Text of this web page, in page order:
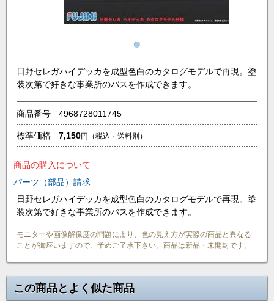
日野セレガハイデッカを成型色白のカタログモデルで再現。塗
装次第で好きな事業所のバスを作成できます。
商品番号 4968728011745
標準価格 7,150円 （税込・送料別）
商品の購入について
パーツ（部品）請求
日野セレガハイデッカを成型色白のカタログモデルで再現。塗
装次第で好きな事業所のバスを作成できます。
モニターや画像解像度の問題により、色の見え方が実際の商品と異なる
ことが御座いますので、予めご了承下さい。商品は新品・未開封です。
この商品とよく似た商品